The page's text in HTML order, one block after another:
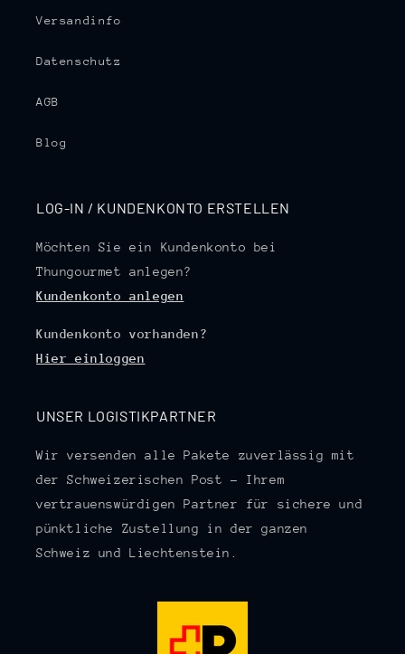
Versandinfo
Datenschutz
AGB
Blog
LOG-IN / KUNDENKONTO ERSTELLEN
Möchten Sie ein Kundenkonto bei
Thungourmet anlegen?
Kundenkonto anlegen
Kundenkonto vorhanden?
Hier einloggen
UNSER LOGISTIKPARTNER
Wir versenden alle Pakete zuverlässig mit
der Schweizerischen Post – Ihrem
vertrauenswürdigen Partner für sichere und
pünktliche Zustellung in der ganzen
Schweiz und Liechtenstein.